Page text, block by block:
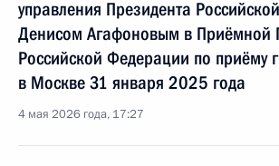
управления Президента
Денисом Агафоновым в Приёмной
Российской Федерации по приёму
в Москве 31 января 2025 года
4 мая 2026 года, 17:27